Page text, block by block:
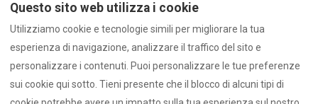
Politica sulla Riservatezza
Politica sui cookie
Licenze
Questo sito web utilizza i cookie
Utilizziamo cookie e tecnologie simili per migliorare la tua
esperienza di navigazione, analizzare il traffico del sito e
personalizzare i contenuti. Puoi personalizzare le tue preferenze
sui cookie qui sotto. Tieni presente che il blocco di alcuni tipi di